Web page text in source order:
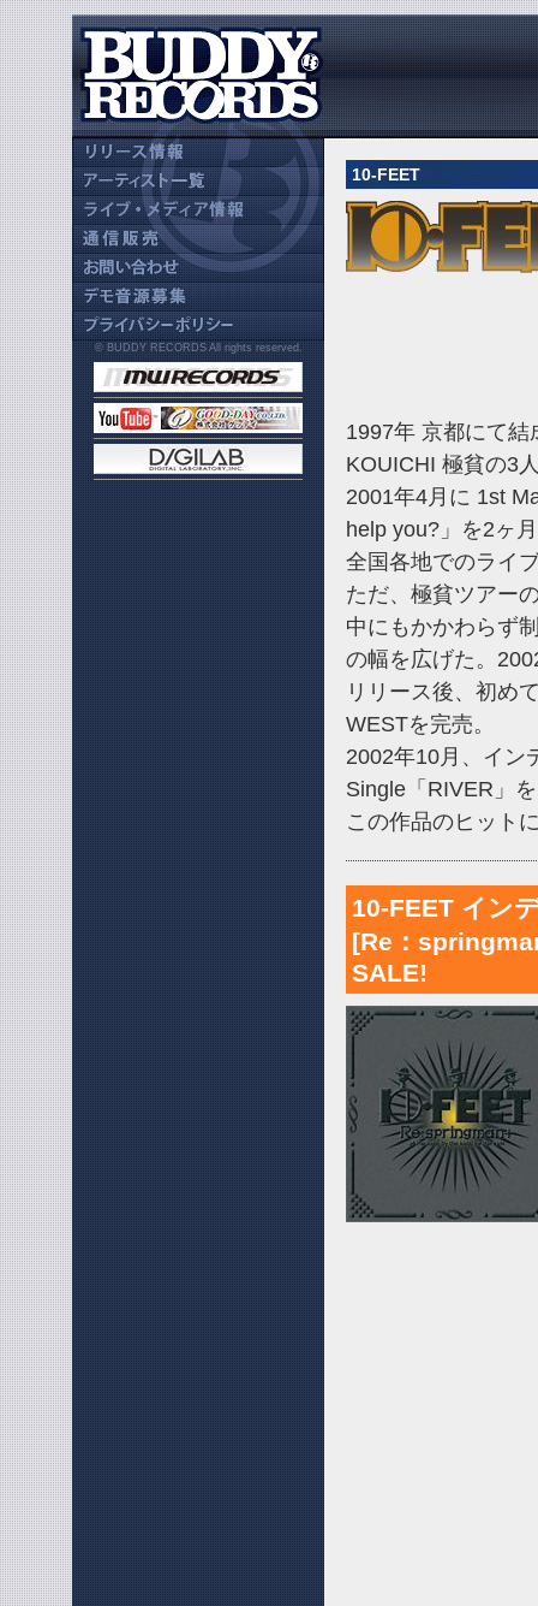
10-FEET
1997年 京都にて
KOUICHI 極貧の3
2001年4月に 1st
help you?」を2ヶ
全国各地でのライ
ただ、極貧ツアー
中にもかかわらず
の幅を広げた。
リリース後、初め
WESTを完売。
2002年10月、イン
Single「RIVER」
この作品のヒット
10-FEET イン
[Re：
SALE!
© BUDDY RECORDS All rights reserved.